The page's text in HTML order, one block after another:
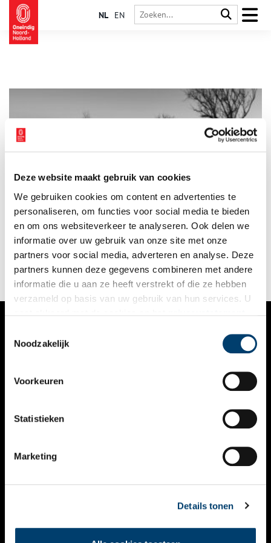
Deze website maakt gebruik van cookies
We gebruiken cookies om content en advertenties te
personaliseren, om functies voor social media te bieden
en om ons websiteverkeer te analyseren. Ook delen we
informatie over uw gebruik van onze site met onze
partners voor social media, adverteren en analyse. Deze
partners kunnen deze gegevens combineren met andere
informatie die u aan ze heeft verstrekt of die ze hebben
verzameld op basis van uw gebruik van hun services. U
Noodzakelijk
Voorkeuren
Statistieken
Marketing
Details tonen
NL EN
Fotograaf Bob Wielaard uit Heemstede vindt het helemaal niet
erg als je zijn foto’s van bunkers in de Kennemerduinen
‘unheimlich’ noemt. Op zijn foto’s zien deze ‘fremdkörpers’ er
vaak donker en duister uit.
VERHALEN
KALENDER
THEMA’S
VIDEO’S
CONTACT